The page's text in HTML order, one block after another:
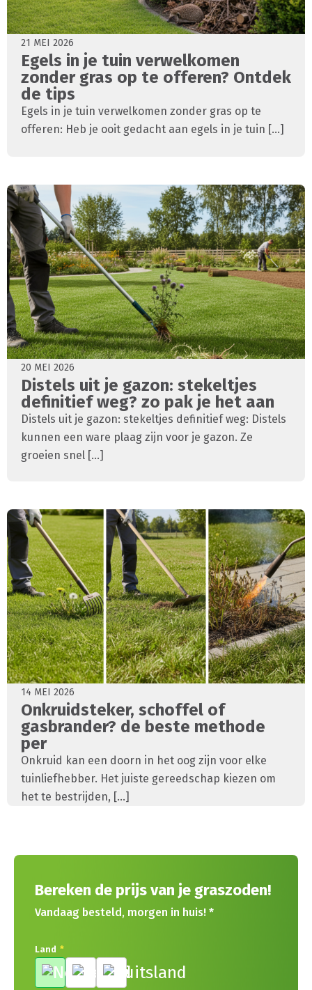
21 MEI 2026
Egels in je tuin verwelkomen
zonder gras op te offeren? Ontdek
de tips
Egels in je tuin verwelkomen zonder gras op te
offeren: Heb je ooit gedacht aan egels in je tuin [...]
20 MEI 2026
Distels uit je gazon: stekeltjes
definitief weg? zo pak je het aan
Distels uit je gazon: stekeltjes definitief weg: Distels
kunnen een ware plaag zijn voor je gazon. Ze
groeien snel [...]
14 MEI 2026
Onkruidsteker, schoffel of
gasbrander? de beste methode
per
Onkruid kan een doorn in het oog zijn voor elke
tuinliefhebber. Het juiste gereedschap kiezen om
het te bestrijden, [...]
Bereken de prijs van je graszoden!
Vandaag besteld, morgen in huis! *
Land *